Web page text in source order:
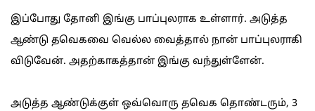
இப்போது தோனி இங்கு பாப்புலராக உள்ளார். அடுத்த
ஆண்டு தவெகவை வெல்ல வைத்தால் நான் பாப்புலராகி
விடுவேன். அதற்காகத்தான் இங்கு வந்துள்ளேன்.
அடுத்த ஆண்டுக்குள் ஒவ்வொரு தவெக தொண்டரும், 3